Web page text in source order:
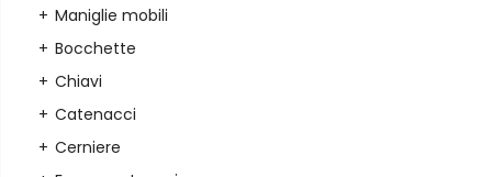
Maniglie mobili
Bocchette
Chiavi
Catenacci
Cerniere